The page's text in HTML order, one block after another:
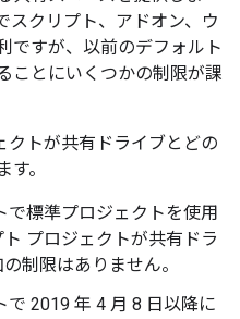
スクリプト、アドオン、ウ
ですが、以前のデフォルト
ことにいくつかの制限が課
クトが共有ドライブとどの
。
で標準プロジェクトを使用
プロジェクトが共有ドラ
制限はありません。
で 2019 年 4 月 8 日以降に